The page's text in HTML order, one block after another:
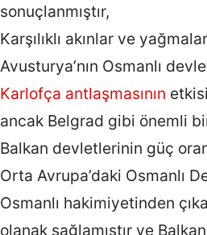
sonuçlanmıştır,
Karşılıklı akınlar ve
Avusturya’nın Osmanlı
Karlofça antlaşmasının
ancak Belgrad gibi önemli
Balkan devletlerinin güç
Orta Avrupa’daki Osmanlı
Osmanlı hakimiyetinden
olanak sağlamıştır ve